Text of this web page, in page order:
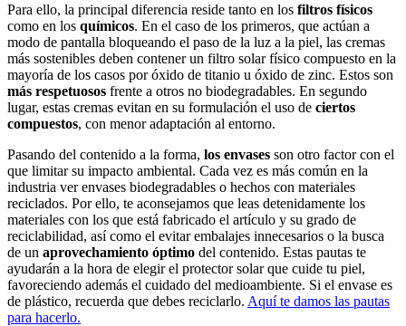
Para ello, la principal diferencia reside tanto en los filtros físicos
como en los químicos. En el caso de los primeros, que actúan a
modo de pantalla bloqueando el paso de la luz a la piel, las cremas
más sostenibles deben contener un filtro solar físico compuesto en la
mayoría de los casos por óxido de titanio u óxido de zinc. Estos son
más respetuosos frente a otros no biodegradables. En segundo
lugar, estas cremas evitan en su formulación el uso de ciertos
compuestos, con menor adaptación al entorno.
Pasando del contenido a la forma, los envases son otro factor con el
que limitar su impacto ambiental. Cada vez es más común en la
industria ver envases biodegradables o hechos con materiales
reciclados. Por ello, te aconsejamos que leas detenidamente los
materiales con los que está fabricado el artículo y su grado de
reciclabilidad, así como el evitar embalajes innecesarios o la busca
de un aprovechamiento óptimo del contenido. Estas pautas te
ayudarán a la hora de elegir el protector solar que cuide tu piel,
favoreciendo además el cuidado del medioambiente. Si el envase es
de plástico, recuerda que debes reciclarlo. Aquí te damos las pautas
para hacerlo.